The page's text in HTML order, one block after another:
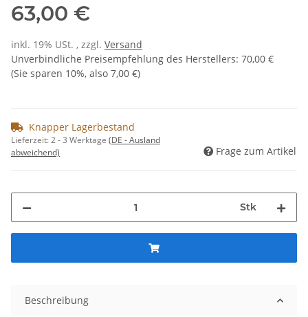
63,00 €
inkl. 19% USt. , zzgl. Versand
Unverbindliche Preisempfehlung des Herstellers: 70,00 €
(Sie sparen 10%, also 7,00 €)
Knapper Lagerbestand
Lieferzeit:2 - 3 Werktage (DE - Ausland
abweichend)
Frage zum Artikel
Stk
Beschreibung